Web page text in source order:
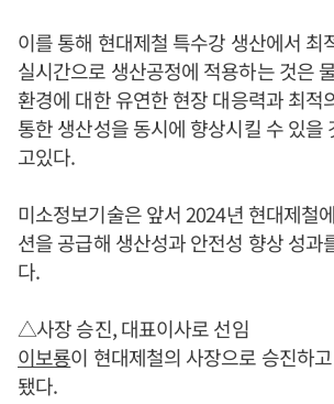
이를 통해 현대제철 특수강 생산에서 최
실시간으로 생산공정에 적용하는 것은
환경에 대한 유연한 현장 대응력과 최적
통한 생산성을 동시에 향상시킬 수 있을
고있다.
미소정보기술은 앞서 2024년 현대제철
션을 공급해 생산성과 안전성 향상 성과
다.
△사장 승진, 대표이사로 선임
이보룡이 현대제철의 사장으로 승진하
됐다.